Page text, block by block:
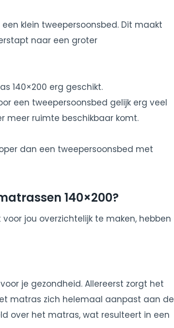
klein tweepersoonsbed. Dit maakt
naar een groter
140×200 erg geschikt.
een tweepersoonsbed gelijk erg veel
meer ruimte beschikbaar komt.
dan een tweepersoonsbed met
140×200?
jou overzichtelijk te maken, hebben
je gezondheid. Allereerst zorgt het
matras zich helemaal aanpast aan de
over het matras, wat resulteert in een